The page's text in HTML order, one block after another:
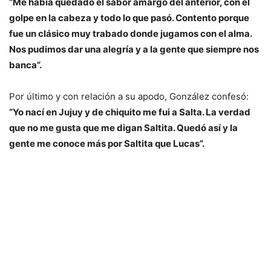
golpe en la cabeza y todo lo que pasó. Contento porque
fue un clásico muy trabado donde jugamos con el alma.
Nos pudimos dar una alegría y a la gente que siempre nos
banca”.
Por último y con relación a su apodo, González confesó:
“Yo nací en Jujuy y de chiquito me fui a Salta. La verdad
que no me gusta que me digan Saltita. Quedó así y la
gente me conoce más por Saltita que Lucas”.